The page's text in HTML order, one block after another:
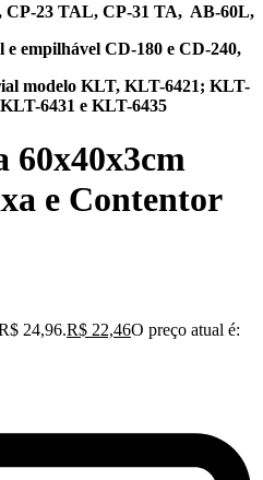
CP-23 TAL, CP-31 TA, AB-60L,
e empilhável CD-180 e CD-240,
modelo KLT, KLT-6421; KLT-
6431 e KLT-6435
60x40x3cm
e Contentor
24,96.R$ 22,46O preço atual é: